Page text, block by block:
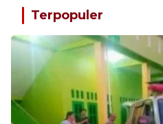
Terpopuler